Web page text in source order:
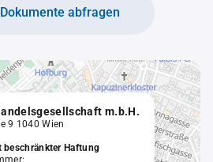
abfragen
m.b.H.
9 1040 Wien
beschränkter Haftung